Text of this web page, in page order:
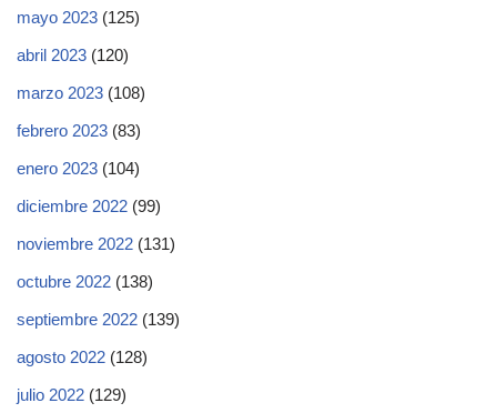
mayo 2023 (125)
abril 2023 (120)
marzo 2023 (108)
febrero 2023 (83)
enero 2023 (104)
diciembre 2022 (99)
noviembre 2022 (131)
octubre 2022 (138)
septiembre 2022 (139)
agosto 2022 (128)
julio 2022 (129)